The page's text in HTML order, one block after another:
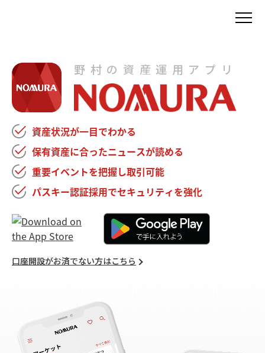
野村の資産運用アプリ
資産状況が一目でわかる
保有資産に合ったニュースが読める
重要イベントを把握し取引可能
パスキー認証採用でセキュリティを強化
口座開設がお済でない方はこちら